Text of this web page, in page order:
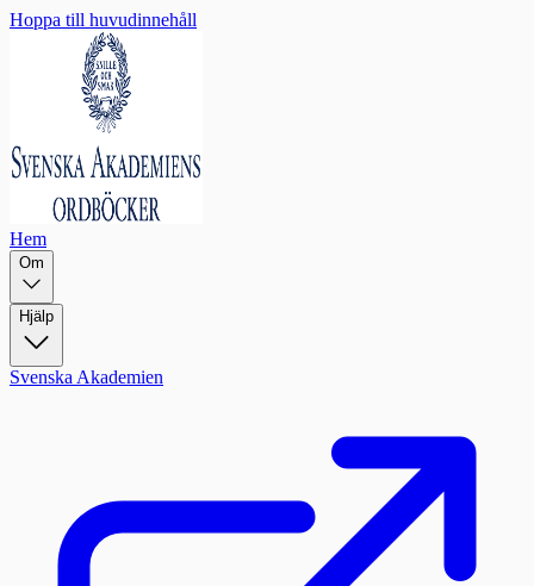
Hoppa till huvudinnehåll
Hem
Om
Hjälp
Svenska Akademien